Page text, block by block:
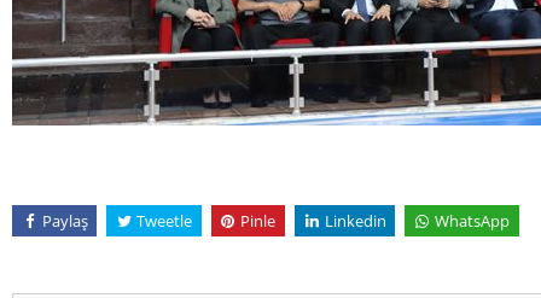
Paylaş Tweetle Pinle Linkedin WhatsApp